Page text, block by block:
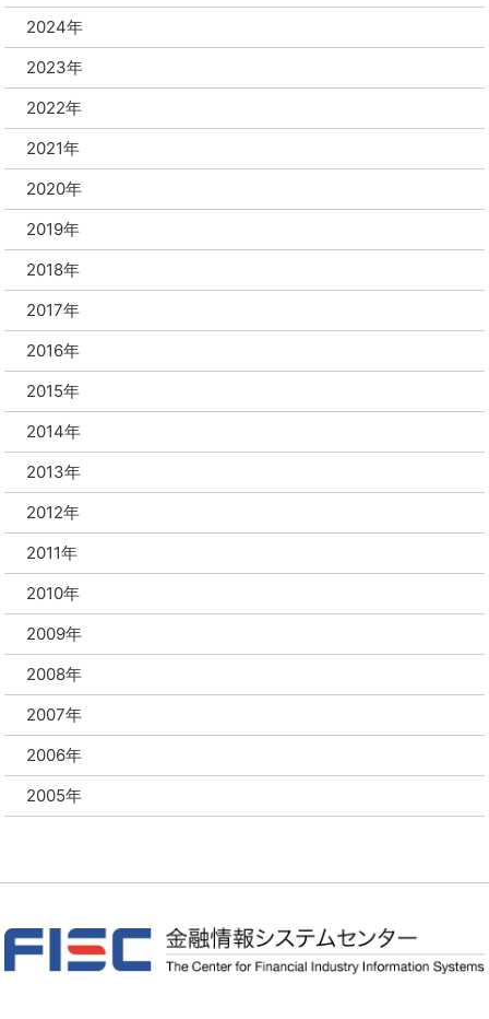
2024年
2023年
2022年
2021年
2020年
2019年
2018年
2017年
2016年
2015年
2014年
2013年
2012年
2011年
2010年
2009年
2008年
2007年
2006年
2005年